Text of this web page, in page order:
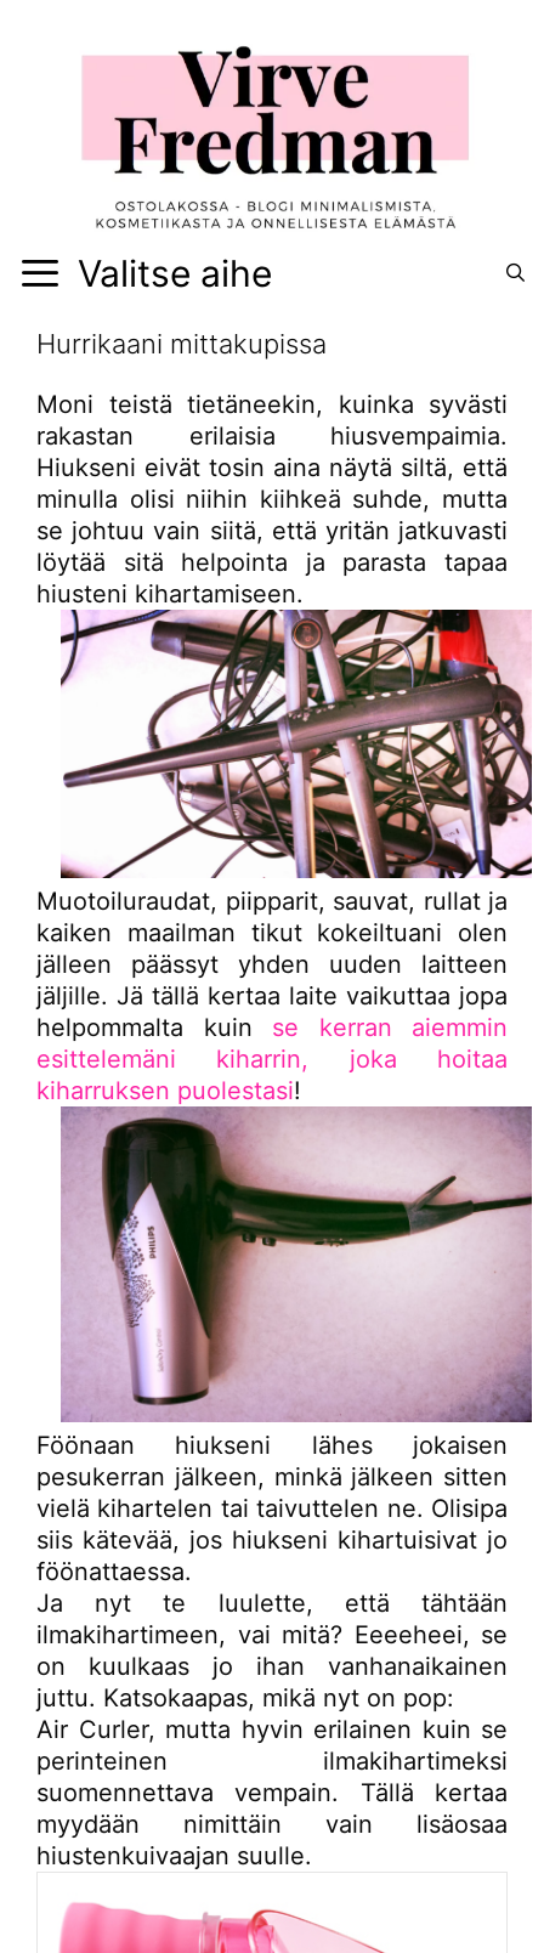
Valitse aihe
Hurrikaani mittakupissa
Moni teistä tietäneekin, kuinka syvästi
rakastan erilaisia hiusvempaimia.
Hiukseni eivät tosin aina näytä siltä, että
minulla olisi niihin kiihkeä suhde, mutta
se johtuu vain siitä, että yritän jatkuvasti
löytää sitä helpointa ja parasta tapaa
hiusteni kihartamiseen.
Muotoiluraudat, piipparit, sauvat, rullat ja
kaiken maailman tikut kokeiltuani olen
jälleen päässyt yhden uuden laitteen
jäljille. Jä tällä kertaa laite vaikuttaa jopa
helpommalta kuin se kerran aiemmin
esittelemäni kiharrin, joka hoitaa
kiharruksen puolestasi!
Föönaan hiukseni lähes jokaisen
pesukerran jälkeen, minkä jälkeen sitten
vielä kihartelen tai taivuttelen ne. Olisipa
siis kätevää, jos hiukseni kihartuisivat jo
föönattaessa.
Ja nyt te luulette, että tähtään
ilmakihartimeen, vai mitä? Eeeeheei, se
on kuulkaas jo ihan vanhanaikainen
juttu. Katsokaapas, mikä nyt on pop:
Air Curler, mutta hyvin erilainen kuin se
perinteinen ilmakihartimeksi
suomennettava vempain. Tällä kertaa
myydään nimittäin vain lisäosaa
hiustenkuivaajan suulle.